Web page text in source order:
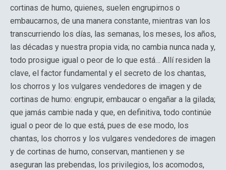
cortinas de humo, quienes, suelen engrupirnos o
embaucarnos, de una manera constante, mientras van los
transcurriendo los días, las semanas, los meses, los años,
las décadas y nuestra propia vida; no cambia nunca nada y,
todo prosigue igual o peor de lo que está… Allí residen la
clave, el factor fundamental y el secreto de los chantas,
los chorros y los vulgares vendedores de imagen y de
cortinas de humo: engrupir, embaucar o engañar a la gilada;
que jamás cambie nada y que, en definitiva, todo continúe
igual o peor de lo que está, pues de ese modo, los
chantas, los chorros y los vulgares vendedores de imagen
y de cortinas de humo, conservan, mantienen y se
aseguran las prebendas, los privilegios, los acomodos,